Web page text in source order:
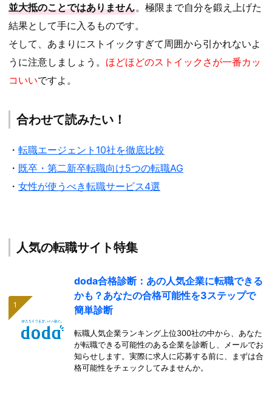
並大抵のことではありません。極限まで自分を鍛え上げた
結果として手に入るものです。
そして、あまりにストイックすぎて周囲から引かれないよ
うに注意しましょう。 ほどほどのストイックさが一番カッ
コいいですよ。
合わせて読みたい！
・ 転職エージェント10社を徹底比較
・ 既卒・第二新卒転職向け5つの転職AG
・ 女性が使うべき転職サービス4選
人気の転職サイト特集
doda合格診断：あの人気企業に転職できる
かも？あなたの合格可能性を3ステップで
簡単診断
転職人気企業ランキング上位300社の中から、あなた
が転職できる可能性のある企業を診断し、メールでお
知らせします。実際に求人に応募する前に、まずは合
格可能性をチェックしてみませんか。